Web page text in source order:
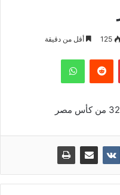
125 أقل من دقيقة
بينتيريست واتساب